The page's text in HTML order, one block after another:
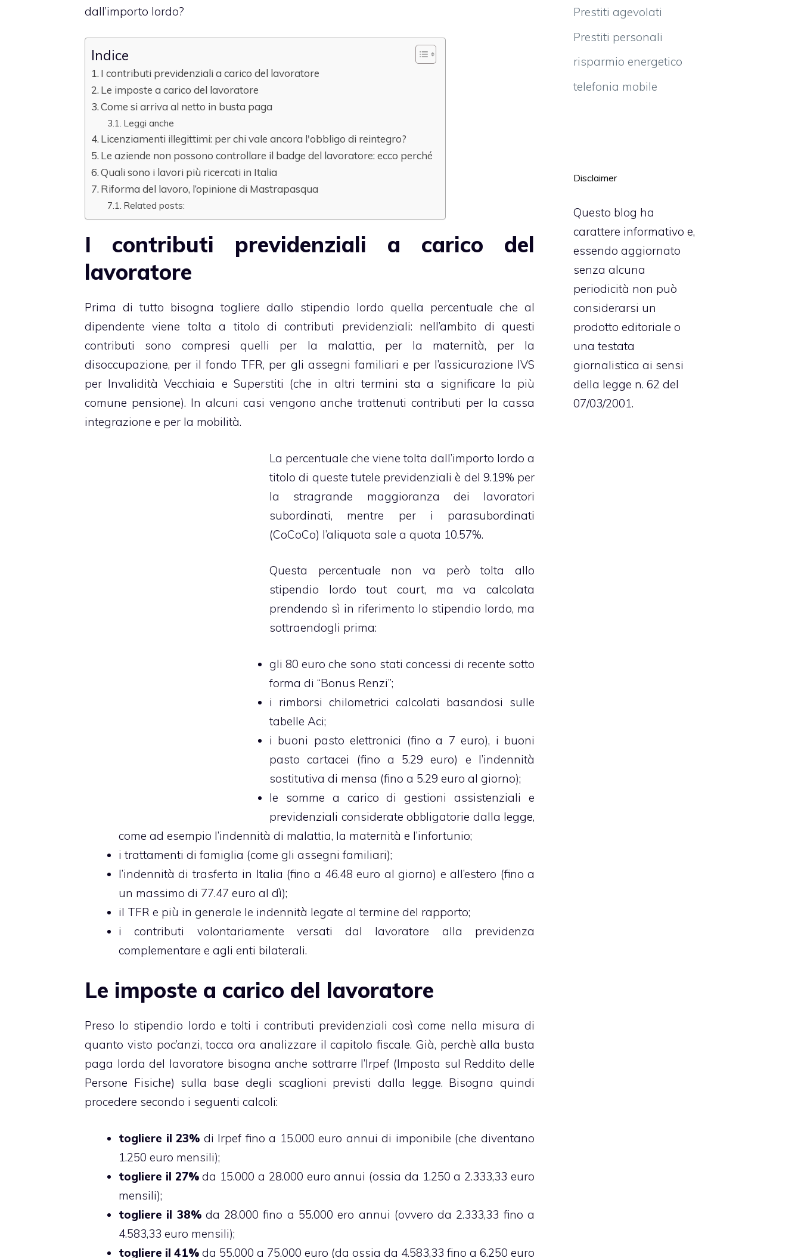
dall’importo lordo?
Indice
I contributi previdenziali a carico del lavoratore
Le imposte a carico del lavoratore
Come si arriva al netto in busta paga
Leggi anche
Licenziamenti illegittimi: per chi vale ancora l'obbligo di reintegro?
Le aziende non possono controllare il badge del lavoratore: ecco perché
Quali sono i lavori più ricercati in Italia
Riforma del lavoro, l’opinione di Mastrapasqua
Related posts:
I contributi previdenziali a carico del
lavoratore
Prima di tutto bisogna togliere dallo stipendio lordo quella percentuale che al
dipendente viene tolta a titolo di contributi previdenziali: nell’ambito di questi
contributi sono compresi quelli per la malattia, per la maternità, per la
disoccupazione, per ilfondo TFR, per gli assegni familiari e per l’assicurazione IVS
per Invalidità Vecchiaia e Superstiti (che in altri termini sta a significare la più
comune pensione). In alcuni casi vengono anche trattenuti contributi per la cassa
integrazione e per la mobilità.
La percentuale che viene tolta dall’importo lordo a
titolo di queste tutele previdenziali è del 9.19% per
la stragrande maggioranza dei lavoratori
subordinati, mentre per i parasubordinati
(CoCoCo) l’aliquota sale a quota 10.57%.
Questa percentuale non va però tolta allo
stipendio lordo tout court, ma va calcolata
prendendo sì in riferimento lo stipendio lordo, ma
sottraendogli prima:
gli 80 euro che sono stati concessi di recente sotto
forma di “Bonus Renzi”;
i rimborsi chilometrici calcolati basandosi sulle
tabelle Aci;
i buoni pasto elettronici (fino a 7 euro), i buoni
pasto cartacei (fino a 5.29 euro) e l’indennità
sostitutiva di mensa (fino a 5.29 euro al giorno);
le somme a carico di gestioni assistenziali e
previdenziali considerate obbligatorie dalla legge,
come ad esempio l’indennità di malattia, la maternità e l’infortunio;
i trattamenti di famiglia (come gli assegni familiari);
l’indennità di trasferta in Italia (fino a 46.48 euro al giorno) e all’estero (fino a
un massimo di 77.47 euro al dì);
il TFR e più in generale le indennità legate al termine del rapporto;
i contributi volontariamente versati dal lavoratore alla previdenza
complementare e agli enti bilaterali.
Le imposte a carico del lavoratore
Preso lo stipendio lordo e tolti i contributi previdenziali così come nella misura di
quanto visto poc’anzi, tocca ora analizzare il capitolo fiscale. Già, perchè alla busta
paga lorda del lavoratore bisogna anche sottrarre l’Irpef (Imposta sul Reddito delle
Persone Fisiche) sulla base degli scaglioni previsti dalla legge. Bisogna quindi
procedere secondo i seguenti calcoli:
togliere il 23% di Irpef fino a 15.000 euro annui di imponibile (che diventano
1.250 euro mensili);
togliere il 27%da 15.000 a 28.000 euro annui (ossia da 1.250 a 2.333,33 euro
mensili);
togliere il 38%da 28.000 fino a 55.000 ero annui (ovvero da 2.333,33 fino a
4.583,33 euro mensili);
togliere il 41% da 55.000 a 75.000 euro (da ossia da 4.583,33 fino a 6.250 euro
Prestiti agevolati
Prestiti personali
risparmio energetico
telefonia mobile
Disclaimer
Questo blog ha
carattere informativo e,
essendo aggiornato
senza alcuna
periodicità non può
considerarsi un
prodotto editoriale o
una testata
giornalistica ai sensi
della legge n. 62 del
07/03/2001.